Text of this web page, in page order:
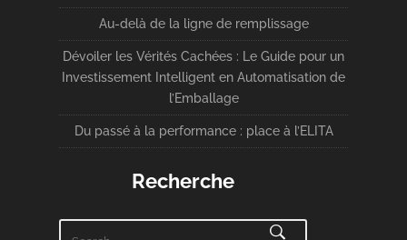
Au-delà de la ligne de remplissage
Dévoiler les Vérités Cachées : Le Guide pour un
Investissement Intelligent en Automatisation de
l’Emballage
Du passé à la performance : place à l’ELITA
Recherche